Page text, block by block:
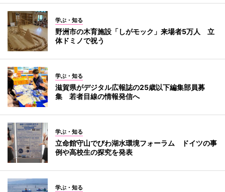
学ぶ・知る
野洲市の木育施設「しがモック」来場者5万人 立
体ドミノで祝う
学ぶ・知る
滋賀県がデジタル広報誌の25歳以下編集部員募
集 若者目線の情報発信へ
学ぶ・知る
立命館守山でびわ湖水環境フォーラム ドイツの事
例や高校生の探究を発表
学ぶ・知る